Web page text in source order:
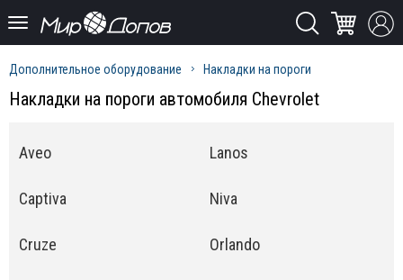
Дополнительное оборудование Накладки на пороги
Накладки на пороги автомобиля Chevrolet
Aveo
Captiva
Cruze
Lanos
Niva
Orlando